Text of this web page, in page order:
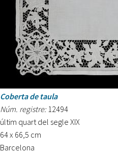
Coberta de taula
Núm. registre: 12494
últim quart del segle XIX
64 x 66,5 cm
Barcelona